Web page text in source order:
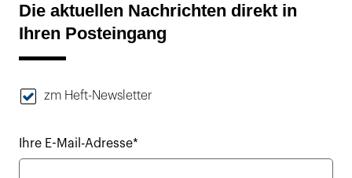
Die aktuellen Nachrichten direkt in
Ihren Posteingang
zm Heft-Newsletter
Ihre E-Mail-Adresse*